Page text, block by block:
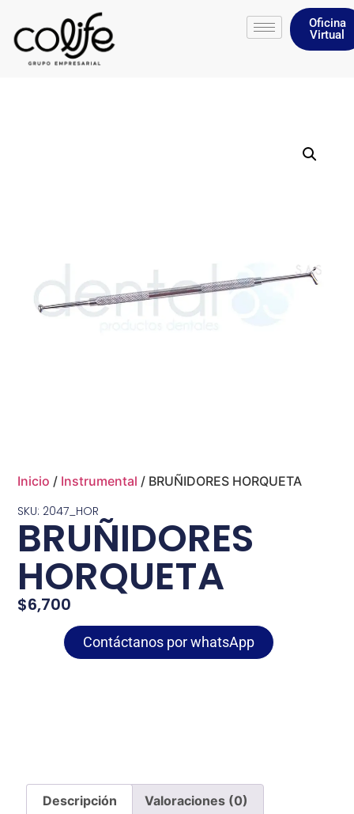
Oficina
Virtual
Inicio / Instrumental / BRUÑIDORES HORQUETA
SKU: 2047_HOR
BRUÑIDORES
HORQUETA
$6,700
Contáctanos por whatsApp
Descripción Valoraciones (0)